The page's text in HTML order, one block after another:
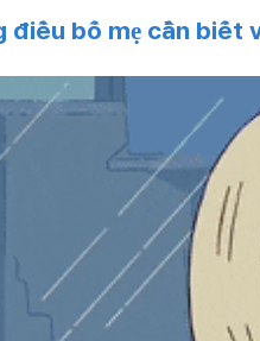
điều bố mẹ cần biết